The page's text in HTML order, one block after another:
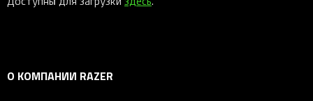
О КОМПАНИИ RAZER